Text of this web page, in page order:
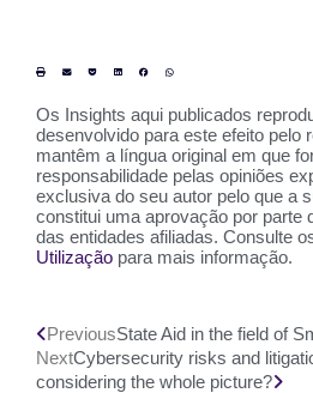
Os Insights aqui publicados
desenvolvido para este efeito pelo
mantêm a língua original em que
responsabilidade pelas opiniões
exclusiva do seu autor pelo que a
constitui uma aprovação por parte
das entidades afiliadas. Consulte
Utilização para mais informação.
PreviousState Aid in the field of
NextCybersecurity risks and
considering the whole picture?